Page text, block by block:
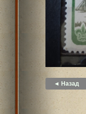
◄ Назад